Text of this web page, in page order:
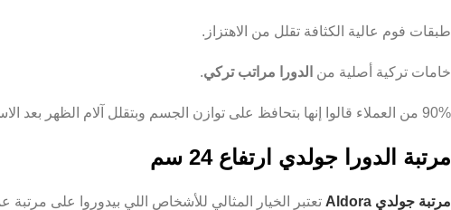
طبقات فوم عالية الكثافة تقلل من الاهتزاز.
خامات تركية أصلية من الدورا مراتب تركي.
90% من العملاء قالوا إنها بتحافظ على توازن الجسم وبتقلل آلام الظهر بعد الاستخدام المنتظم.
مرتبة الدورا جولدي ارتفاع 24 سم
مرتبة جولدي Aldora